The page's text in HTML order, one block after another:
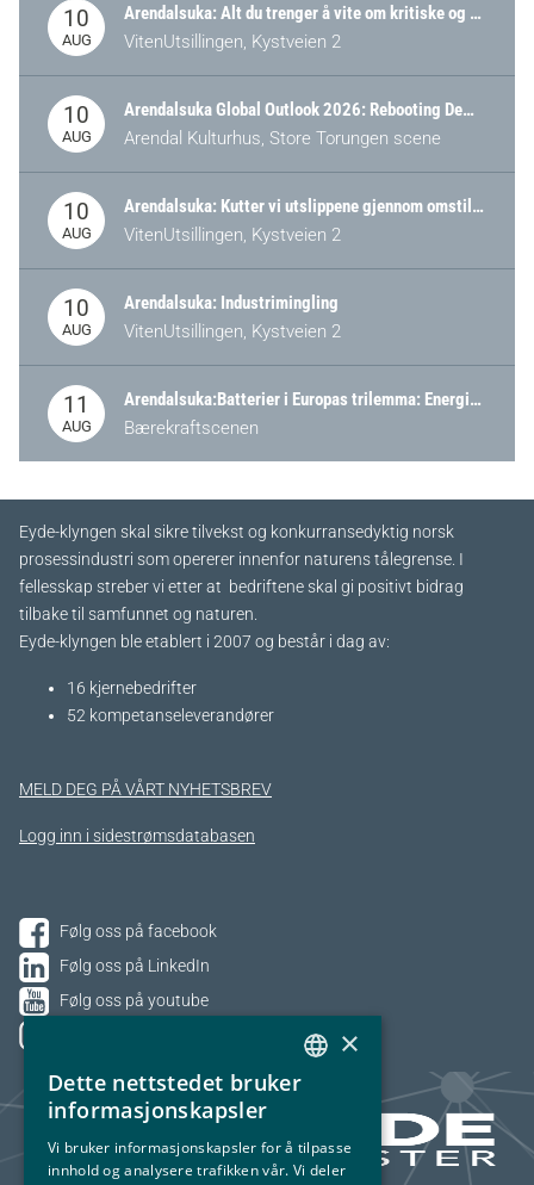
10
AUG
Arendalsuka: Alt du trenger å vite om kritiske og strategiske verdikjeder i Norge
VitenUtsillingen, Kystveien 2
10
AUG
Arendalsuka Global Outlook 2026: Rebooting Democracy for a New World Order
Arendal Kulturhus, Store Torungen scene
10
AUG
Arendalsuka: Kutter vi utslippene gjennom omstilling – eller tap av industri?
VitenUtsillingen, Kystveien 2
10
AUG
Arendalsuka: Industrimingling
VitenUtsillingen, Kystveien 2
11
AUG
Arendalsuka:Batterier i Europas trilemma: Energisikkerhet, konkurransekraft og bærekraft (Battery Norway-arrangement)
Bærekraftscenen
Eyde-klyngen skal sikre tilvekst og konkurransedyktig norsk
prosessindustri som opererer innenfor naturens tålegrense. I
fellesskap streber vi etter at bedriftene skal gi positivt bidrag
tilbake til samfunnet og naturen.
Eyde-klyngen ble etablert i 2007 og består i dag av:
16 kjernebedrifter​
52 kompetanseleverandører
MELD DEG PÅ VÅRT NYHETSBREV
Logg inn i sidestrømsdatabasen
Følg oss på facebook
Følg oss på LinkedIn
Følg oss på youtube
NORWEGIAN
×
Dette nettstedet bruker
informasjonskapsler
Vi bruker informasjonskapsler for å tilpasse
innhold og analysere trafikken vår. Vi deler